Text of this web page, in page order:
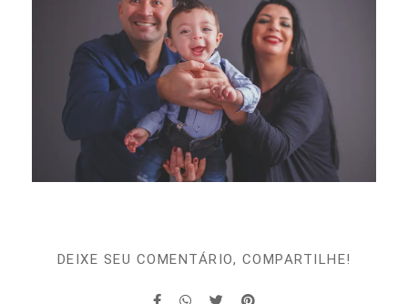
DEIXE SEU COMENTÁRIO, COMPARTILHE!